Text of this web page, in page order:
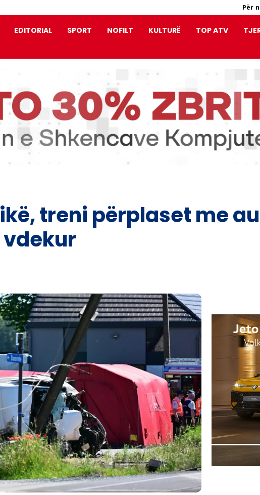
Për
EDITORIAL SPORT NOFILT KULTURË TOP ATV
treni përplaset me